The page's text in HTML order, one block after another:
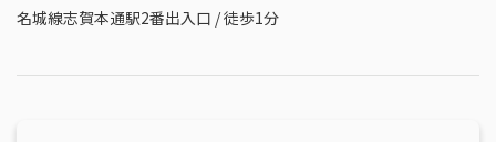
名城線志賀本通駅2番出入口 / 徒歩1分